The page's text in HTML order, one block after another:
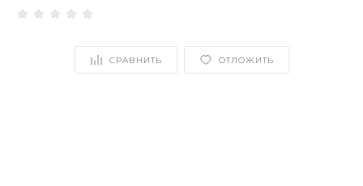
СРАВНИТЬ ОТЛОЖИТЬ